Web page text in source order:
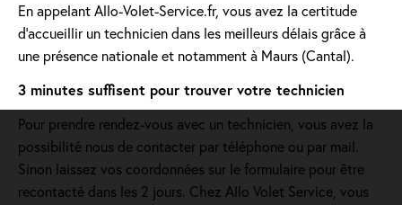
En appelant Allo-Volet-Service.fr, vous avez la certitude
d'accueillir un technicien dans les meilleurs délais grâce à
une présence nationale et notamment à Maurs (Cantal).
3 minutes suffisent pour trouver votre technicien
Pour prendre rendez-vous avec un technicien, vous avez la
possibilité nous de contacter par téléphone ou par mail.
Sinon laissez vos coordonnées sur le formulaire pour être
recontacté dans les 2 jours. Chez Allo Volet Service, vous